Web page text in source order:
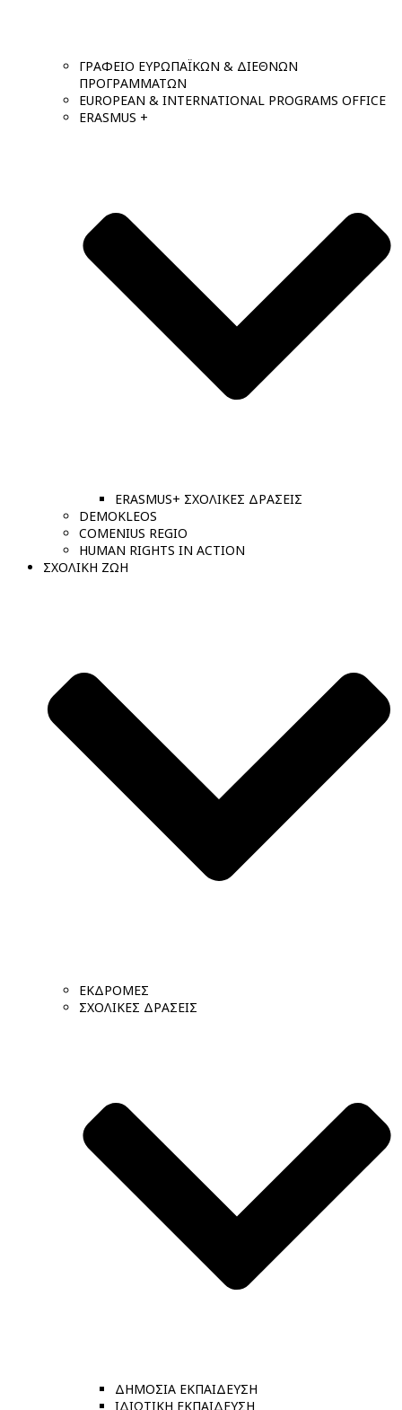
ΓΡΑΦΕΙΟ ΕΥΡΩΠΑΪΚΩΝ & ΔΙΕΘΝΩΝ
ΠΡΟΓΡΑΜΜΑΤΩΝ
EUROPEAN & INTERNATIONAL PROGRAMS OFFICE
ERASMUS +
ERASMUS+ ΣΧΟΛΙΚΕΣ ΔΡΑΣΕΙΣ
DEMOKLEOS
COMENIUS REGIO
HUMAN RIGHTS IN ACTION
ΣΧΟΛΙΚΗ ΖΩΗ
ΕΚΔΡΟΜΕΣ
ΣΧΟΛΙΚΕΣ ΔΡΑΣΕΙΣ
ΔΗΜΟΣΙΑ ΕΚΠΑΙΔΕΥΣΗ
ΙΔΙΩΤΙΚΗ ΕΚΠΑΙΔΕΥΣΗ